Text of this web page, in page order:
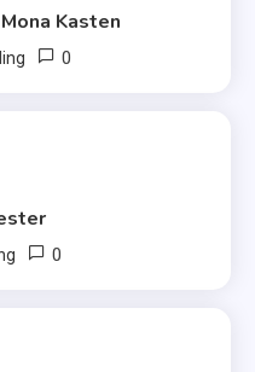
Kasten
0
0